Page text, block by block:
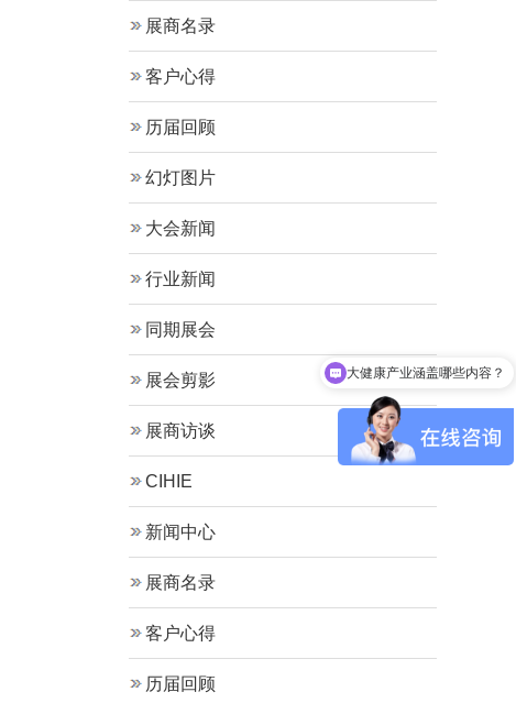
展商名录
客户心得
历届回顾
幻灯图片
大会新闻
行业新闻
同期展会
展会剪影
展商访谈
CIHIE
新闻中心
展商名录
客户心得
历届回顾
大健康产业涵盖哪些内容？